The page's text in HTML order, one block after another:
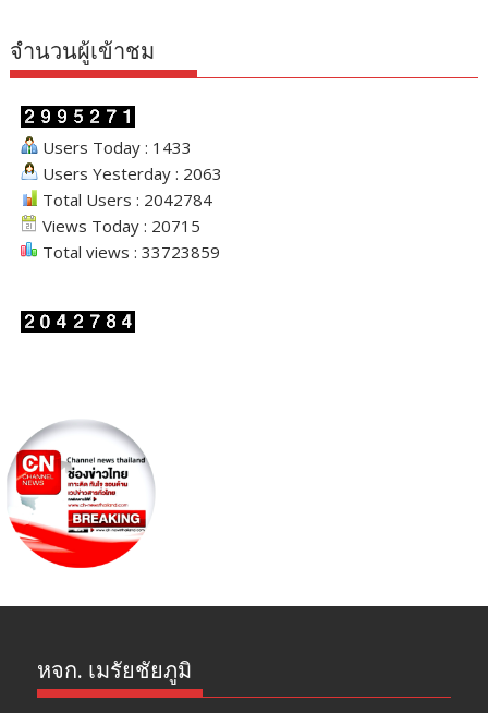
จำนวนผู้เข้าชม
Users Today : 1433
Users Yesterday : 2063
Total Users : 2042784
Views Today : 20715
Total views : 33723859
หจก. เมรัยชัยภูมิ